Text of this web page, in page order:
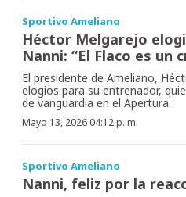
Sportivo Ameliano
Héctor Melgarejo
Nanni: “El Flaco es un
El presidente de Ameliano,
elogios para su entrenador,
de vanguardia en el Apertura.
Mayo 13, 2026 04:12 p. m.
Sportivo Ameliano
Nanni, feliz por la